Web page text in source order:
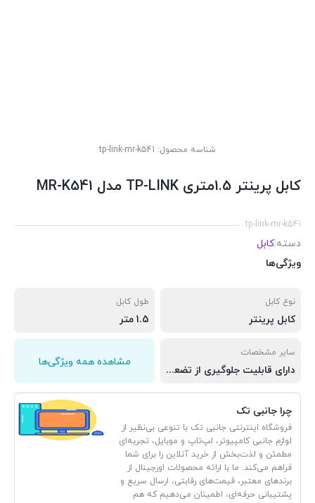
شناسه محصول: tp-link-mr-k541
کابل پرینتر 1.5متری TP-LINK مدل MR-K541
tp-link-mr-k541
دسته:کابل
ویژگی‌ها
نوع کابل
کابل پرینتر
طول کابل
1.5 متر
سایر مشخصات
دارای قابلیت جلوگیری از تضعیف سیگنال دارای نویز گیر جهت جلوگیری از اتلاف انرژی و اختلالات احتمالی دارای روکش تمام مس برای رسانایی بیشتر و استحکام کابل کابل استاندارد مناسب برای استفاده بر روی تمامی پرینتر ها
مشاهده همه ویژگی‌ها
چرا جانبی تک
فروشگاه اینترنتی جانبی تک با تنوعی بی‌نظیر از
لوازم جانبی کامپیوتر، لپ‌تاپ و موبایل، تجربه‌ای
مطمئن و لذت‌بخش از خرید آنلاین را برای شما
فراهم می‌کند. ما با ارائه محصولات اورجینال از
برندهای معتبر، قیمت‌های رقابتی، ارسال سریع و
پشتیبانی حرفه‌ای، اطمینان می‌دهیم که هم